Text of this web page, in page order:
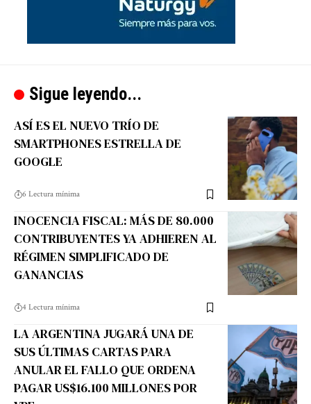
Sigue leyendo...
ASÍ ES EL NUEVO TRÍO DE
SMARTPHONES ESTRELLA DE
GOOGLE
6 Lectura mínima
INOCENCIA FISCAL: MÁS DE 80.000
CONTRIBUYENTES YA ADHIEREN AL
RÉGIMEN SIMPLIFICADO DE
GANANCIAS
4 Lectura mínima
LA ARGENTINA JUGARÁ UNA DE
SUS ÚLTIMAS CARTAS PARA
ANULAR EL FALLO QUE ORDENA
PAGAR US$16.100 MILLONES POR